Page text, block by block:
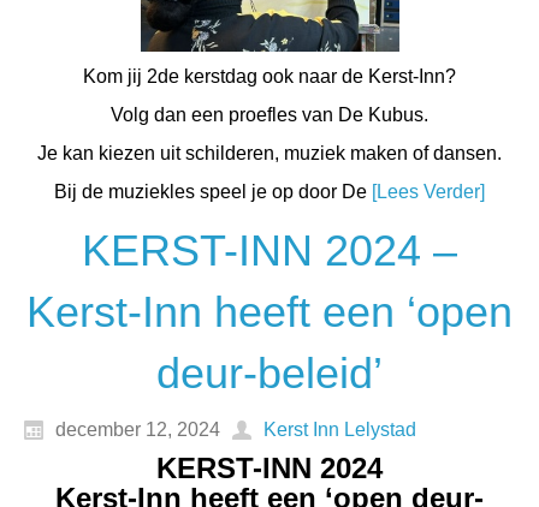
Kom jij 2de kerstdag ook naar de Kerst-Inn?
Volg dan een proefles van De Kubus.
Je kan kiezen uit schilderen, muziek maken of dansen.
Bij de muziekles speel je op door De [Lees Verder]
KERST-INN 2024 –
Kerst-Inn heeft een ‘open
deur-beleid’
december 12, 2024 Kerst Inn Lelystad
KERST-INN 2024
Kerst-Inn heeft een ‘open deur-